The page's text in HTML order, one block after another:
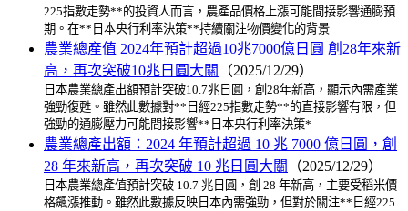
225指數走勢**的投資人而言，農產品價格上漲可能間接影響通膨預
期。在**日本央行利率決策**持續關注物價變化的背景
農業總產值 2024年預計超過10兆7000億日圓 創28年來新
高，再次突破10兆日圓大關
（2025/12/29）
日本農業總產出額預計突破10.7兆日圓，創28年新高，顯示內需產業
強勁復甦。雖然此數據對**日經225指數走勢**的直接影響有限，但
強勁的通膨壓力可能間接影響**日本央行利率決策*
農業總產出額：2024 年預計超過 10 兆 7000 億日圓，創
28 年來新高，再次突破 10 兆日圓大關
（2025/12/29）
日本農業總產值預計突破 10.7 兆日圓，創 28 年新高，主要受稻米價
格飆漲推動。雖然此數據反映日本內需強勁，但對於關注**日經225